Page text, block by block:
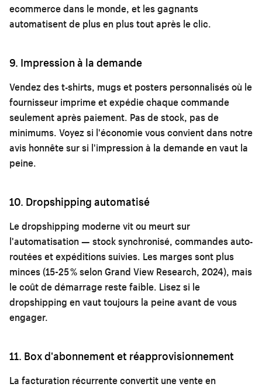
ecommerce dans le monde, et les gagnants
automatisent de plus en plus tout après le clic.
9. Impression à la demande
Vendez des t-shirts, mugs et posters personnalisés où le
fournisseur imprime et expédie chaque commande
seulement après paiement. Pas de stock, pas de
minimums. Voyez si l'économie vous convient dans notre
avis honnête sursi l'impression à la demande en vaut la
peine.
10. Dropshipping automatisé
Le dropshipping moderne vit ou meurt sur
l'automatisation — stock synchronisé, commandes auto-
routées et expéditions suivies. Les marges sont plus
minces (15-25 % selon Grand View Research, 2024), mais
le coût de démarrage reste faible. Lisezsi le
dropshipping en vaut toujours la peineavant de vous
engager.
11. Box d'abonnement et réapprovisionnement
La facturation récurrente convertit une vente en